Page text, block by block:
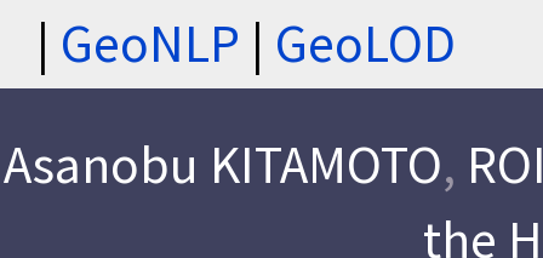
| GeoNLP | GeoLOD
Asanobu KITAMOTO,
the